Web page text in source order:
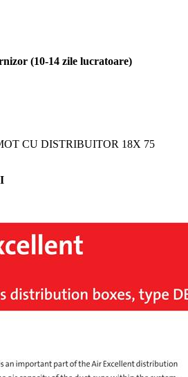
(10-14 zile lucratoare)
CU DISTRIBUITOR 18X 75